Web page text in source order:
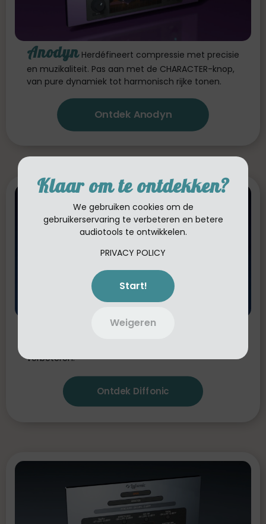
Klaar om te ontdekken?
We gebruiken cookies om de
gebruikerservaring te verbeteren en betere
audiotools te ontwikkelen.
PRIVACY POLICY
Start!
Weigeren
Anodyn Herdéfineert compressie met precisie
en muzikaliteit. Pas aan met de CHARACTER-knop,
van pure dynamiek tot harmonisch rijke tonen.
Ontdek Anodyn
Vergelijk objectief twee audiosignalen
verbeteren.
Ontdek Diffonic